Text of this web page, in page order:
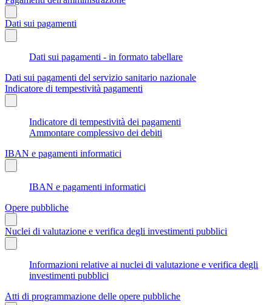
Dati sui pagamenti
Dati sui pagamenti - in formato tabellare
Dati sui pagamenti del servizio sanitario nazionale
Indicatore di tempestività pagamenti
Indicatore di tempestività dei pagamenti
Ammontare complessivo dei debiti
IBAN e pagamenti informatici
IBAN e pagamenti informatici
Opere pubbliche
Nuclei di valutazione e verifica degli investimenti pubblici
Informazioni relative ai nuclei di valutazione e verifica degli
investimenti pubblici
Atti di programmazione delle opere pubbliche